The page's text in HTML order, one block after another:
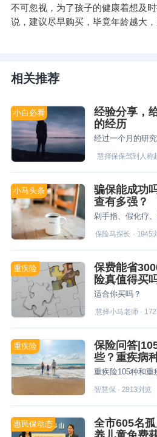
不可忽视，为了孩子的健康着想及
说，建议尽早购买，毕竟年龄越大，
相关推荐
小白必看
经验分享，
的经历
慧择保保驾到人称
小马头条
骗保能成功
查有多强？
保险马探长 · 1945
重疾险
保费能省
险真值得买
适合你买吗？
慧择小马老师·
重疾险
保险问答
些？重疾病
看后悔
智慧保· 2813浏览
惠民保动态
全市605名